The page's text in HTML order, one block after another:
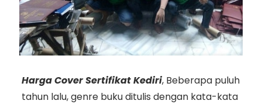
Harga Cover Sertifikat Kediri, Beberapa puluh
tahun lalu, genre buku ditulis dengan kata-kata